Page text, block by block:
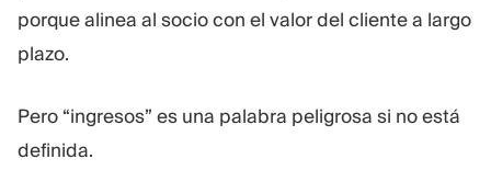
porque alinea al socio con el valor del cliente a largo
plazo.
Pero “ingresos” es una palabra peligrosa si no está
definida.